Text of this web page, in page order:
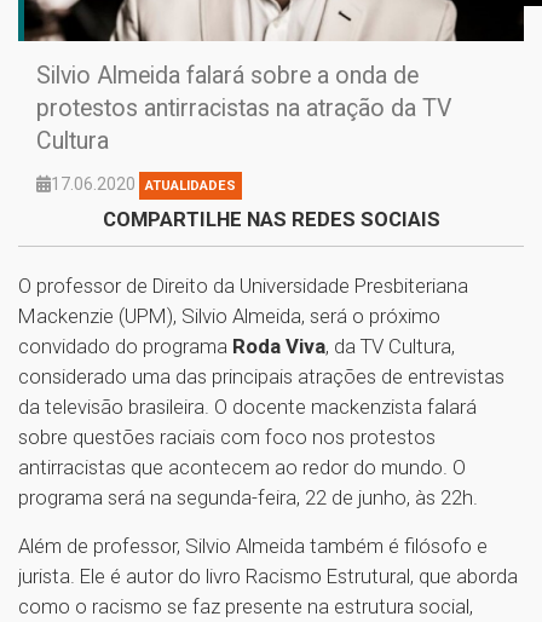
Silvio Almeida falará sobre a onda de
protestos antirracistas na atração da TV
Cultura
17.06.2020 ATUALIDADES
COMPARTILHE NAS REDES SOCIAIS
O professor de Direito da Universidade Presbiteriana
Mackenzie (UPM), Silvio Almeida, será o próximo
convidado do programa Roda Viva, da TV Cultura,
considerado uma das principais atrações de entrevistas
da televisão brasileira. O docente mackenzista falará
sobre questões raciais com foco nos protestos
antirracistas que acontecem ao redor do mundo. O
programa será na segunda-feira, 22 de junho, às 22h.
Além de professor, Silvio Almeida também é filósofo e
jurista. Ele é autor do livro Racismo Estrutural, que aborda
como o racismo se faz presente na estrutura social,